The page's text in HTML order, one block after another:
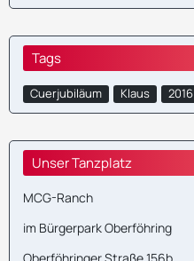
Tags
Cuerjubiläum Klaus 2016
Unser Tanzplatz
MCG-Ranch
im Bürgerpark Oberföhring